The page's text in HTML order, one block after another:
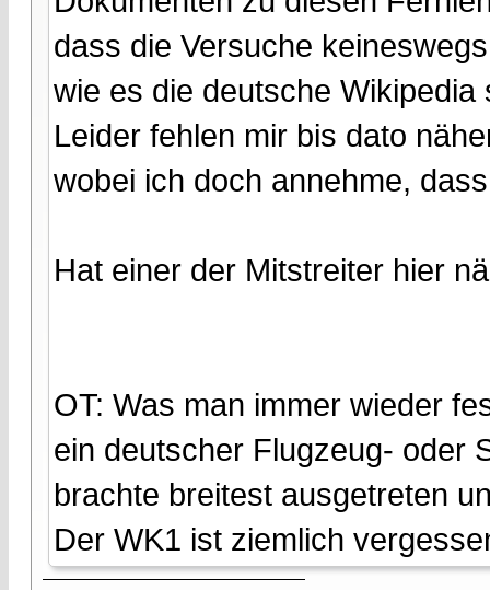
dass die Versuche
wie es die deutsche Wikipedia
Leider fehlen mir bis dato
wobei ich doch annehme,
Hat einer der Mitstreiter hier
OT: Was man immer wieder
ein deutscher Flugzeug- oder
brachte breitest ausgetreten
Der WK1 ist ziemlich